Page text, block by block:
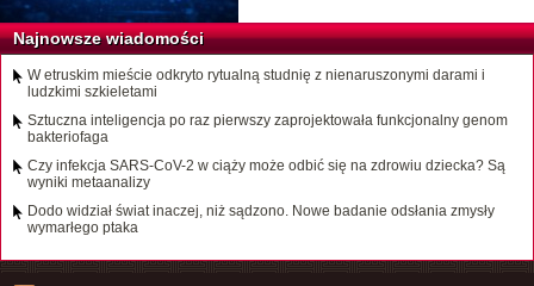
Najnowsze wiadomości
W etruskim mieście odkryto rytualną studnię z nienaruszonymi darami i
ludzkimi szkieletami
Sztuczna inteligencja po raz pierwszy zaprojektowała funkcjonalny genom
bakteriofaga
Czy infekcja SARS-CoV-2 w ciąży może odbić się na zdrowiu dziecka? Są
wyniki metaanalizy
Dodo widział świat inaczej, niż sądzono. Nowe badanie odsłania zmysły
wymarłego ptaka